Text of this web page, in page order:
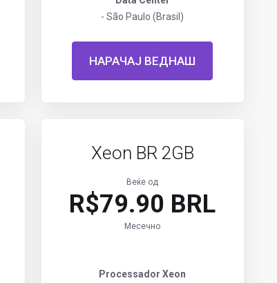
- São Paulo (Brasil)
НАРАЧАЈ ВЕДНАШ
Xeon BR 2GB
Веќе од
R$79.90 BRL
Месечно
Processador Xeon